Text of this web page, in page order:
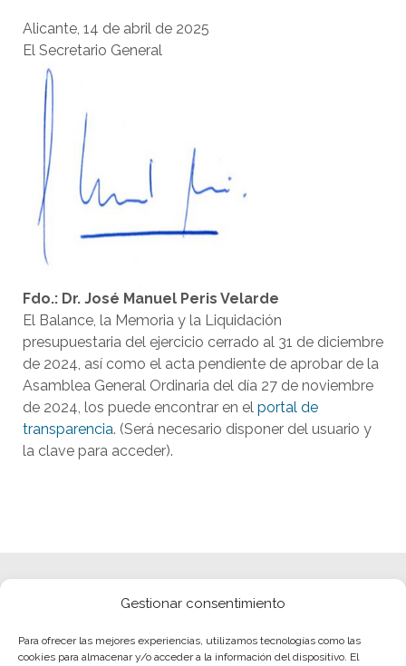
Gestionar consentimiento
Para ofrecer las mejores experiencias, utilizamos tecnologías como las
cookies para almacenar y/o acceder a la información del dispositivo. El
Alicante, 14 de abril de 2025
El Secretario General
Fdo.: Dr. José Manuel Peris Velarde
El Balance, la Memoria y la Liquidación
presupuestaria del ejercicio cerrado al 31 de diciembre
de 2024, así como el acta pendiente de aprobar de la
Asamblea General Ordinaria del día 27 de noviembre
de 2024, los puede encontrar en el portal de
transparencia. (Será necesario disponer del usuario y
la clave para acceder).